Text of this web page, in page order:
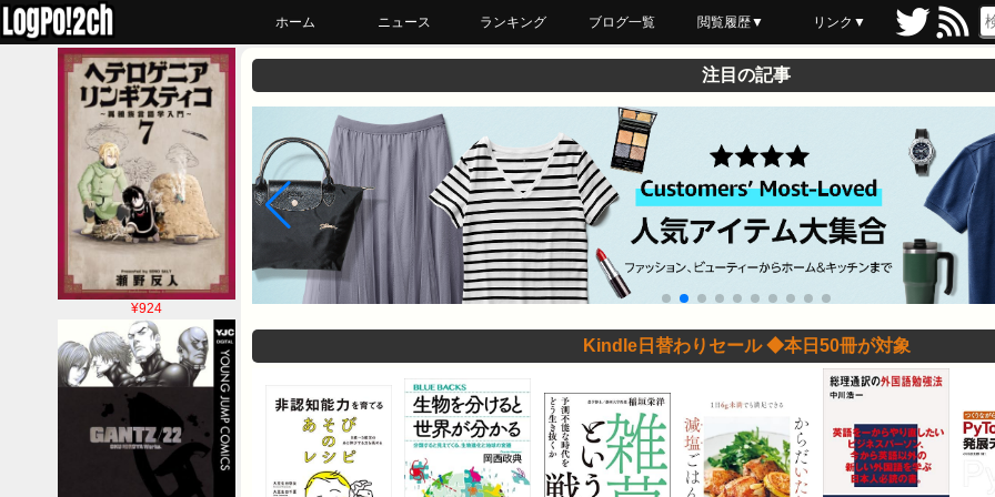
ホーム ニュース ランキング ブログ一覧 閲覧履歴▼
最近読んだ
あとで読む
ブックマーク
リンク▼
¥924
注目の記事
Kindle日替わりセール ◆本日50冊が対象